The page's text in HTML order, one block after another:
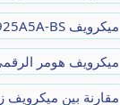
ميكرويف Toshiba EM925A5A-BS: المواصفات والمزايا
ميكرويف هومر
مقارنة بين ميكرويف زانوسى 32